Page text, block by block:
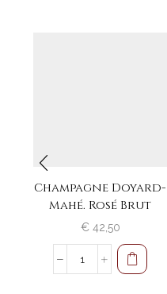
Champagne Doyard-
Mahé. Rosé Brut
€42,50
Champagne